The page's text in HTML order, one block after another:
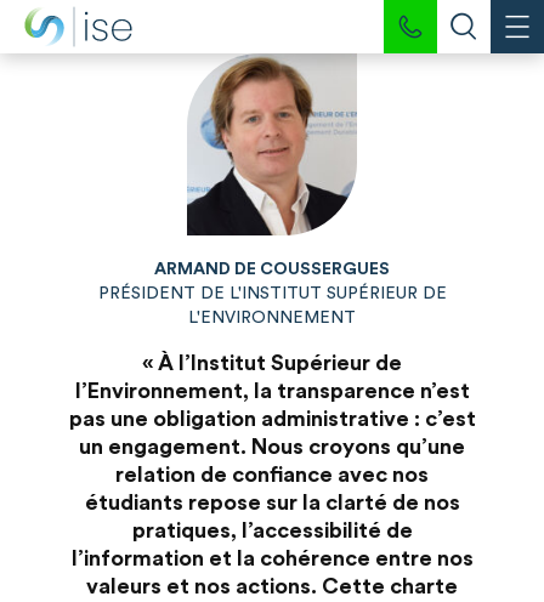
ARMAND DE COUSSERGUES
PRÉSIDENT DE L'INSTITUT SUPÉRIEUR DE
L'ENVIRONNEMENT
« À l’Institut Supérieur de
l’Environnement, la transparence n’est
pas une obligation administrative : c’est
un engagement. Nous croyons qu’une
relation de confiance avec nos
étudiants repose sur la clarté de nos
pratiques, l’accessibilité de
l’information et la cohérence entre nos
valeurs et nos actions. Cette charte